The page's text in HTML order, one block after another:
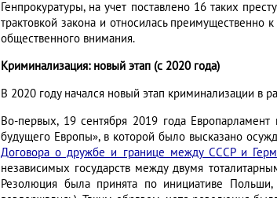
Генпрокуратуры, на учет поставлено 16 таких
трактовкой закона и относилась преимущественно
общественного внимания.
Криминализация: новый этап (с 2020 года)
В 2020 году начался новый этап криминализации в
Во-первых, 19 сентября 2019 года
будущего Европы», в которой было высказано
Договора о дружбе и границе между СССР и
независимых государств между двумя
Резолюция была принята по инициативе